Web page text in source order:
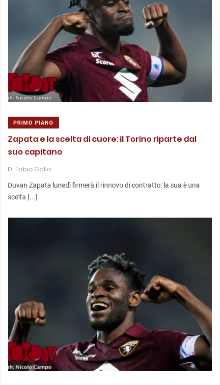
PRIMO PIANO
Zapata e la scelta di cuore: il Torino riparte dal
suo capitano
Di Fabio Gallo
Duvan Zapata lunedì firmerà il rinnovo di contratto: la sua è una
scelta [...]